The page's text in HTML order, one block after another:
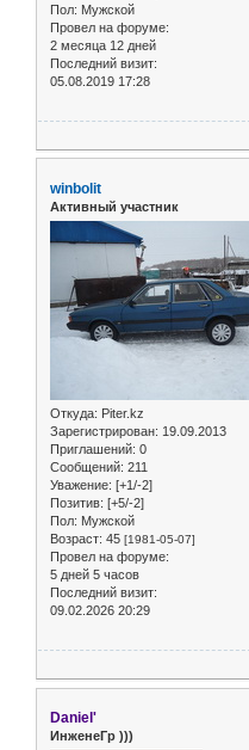
Пол: Мужской
Провел на форуме:
2 месяца 12 дней
Последний визит:
05.08.2019 17:28
winbolit
Активный участник
Откуда: Piter.kz
Зарегистрирован: 19.09.2013
Приглашений: 0
Сообщений: 211
Уважение: [+1/-2]
Позитив: [+5/-2]
Пол: Мужской
Возраст: 45 [1981-05-07]
Провел на форуме:
5 дней 5 часов
Последний визит:
09.02.2026 20:29
Daniel'
ИнженеГр )))